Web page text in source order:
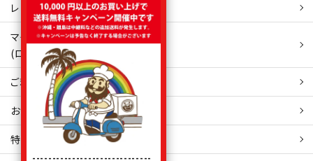
レビュー・口コミ 一覧ページ
マイアカウント
(ログイン/新規会員登録)
ご利用ガイド
お問い合わせ
特定商取引 法表示
------------------------------